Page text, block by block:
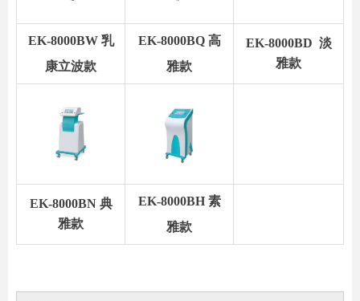
EK-8000BW 乳
康立波款
EK-8000BQ 高
雅款
EK-8000BD 淡
雅款
EK-8000BN 典
雅款
EK-8000BH 素
雅款